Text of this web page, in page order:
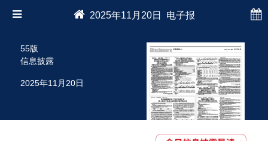
2025年11月20日 电子报
55版
信息披露
2025年11月20日